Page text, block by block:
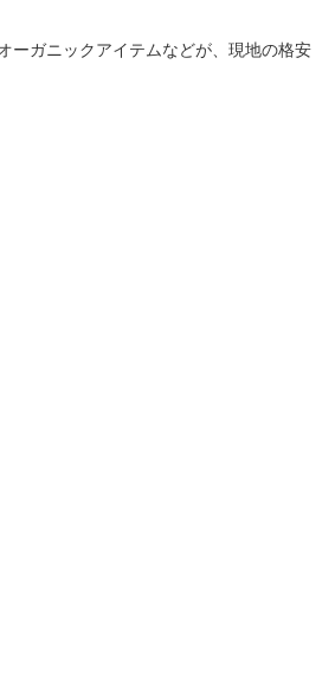
ーガニックアイテムなどが、現地の格安